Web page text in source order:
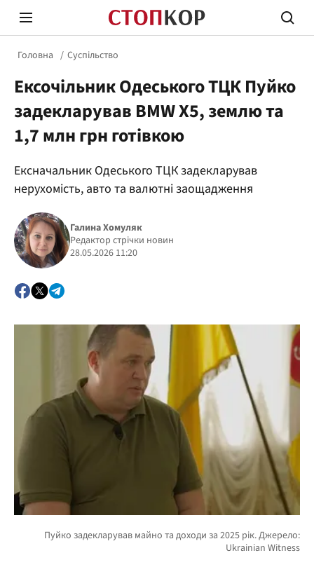
Політика
Головна Суспільство
Ексочільник Одеського ТЦК Пуйко
задекларував BMW X5, землю та
1,7 млн грн готівкою
Ексначальник Одеського ТЦК задекларував
нерухомість, авто та валютні заощадження
Галина Хомуляк
Редактор стрічки новин
28.05.2026 11:20